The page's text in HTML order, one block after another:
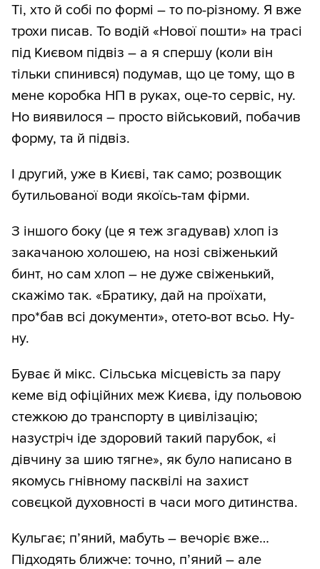
Ті, хто й собі по формі – то по-різному. Я вже
трохи писав. То водій «Нової пошти» на трасі
під Києвом підвіз – а я спершу (коли він
тільки спинився) подумав, що це тому, що в
мене коробка НП в руках, оце-то сервіс, ну.
Но виявилося – просто військовий, побачив
форму, та й підвіз.
І другий, уже в Києві, так само; розвощик
бутильованої води якоїсь-там фірми.
З іншого боку (це я теж згадував) хлоп із
закачаною холошею, на нозі свіженький
бинт, но сам хлоп – не дуже свіженький,
скажімо так. «Братику, дай на проїхати,
про*бав всі документи», отето-вот всьо. Ну-
ну.
Буває й мікс. Сільська місцевість за пару
кеме від офіційних меж Києва, іду польовою
стежкою до транспорту в цивілізацію;
назустріч іде здоровий такий парубок, «і
дівчину за шию тягне», як було написано в
якомусь гнівному пасквілі на захист
совєцкой духовності в часи мого дитинства.
Кульгає; п’яний, мабуть – вечоріє вже…
Підходять ближче: точно, п’яний – але